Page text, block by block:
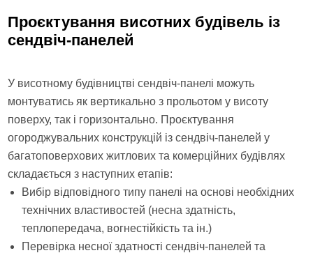
Проєктування висотних будівель із
сендвіч-панелей
У висотному будівництві сендвіч-панелі можуть
монтуватись як вертикально з прольотом у висоту
поверху, так і горизонтально. Проєктування
огороджувальних конструкцій із сендвіч-панелей у
багатоповерхових житлових та комерційних будівлях
складається з наступних етапів:
Вибір відповідного типу панелі на основі необхідних
технічних властивостей (несна здатність,
теплопередача, вогнестійкість та ін.)
Перевірка несної здатності сендвіч-панелей та